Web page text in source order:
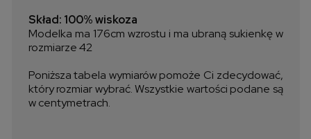
Skład: 100% wiskoza
Modelka ma 176cm wzrostu i ma ubraną sukienkę w
rozmiarze 42
Poniższa tabela wymiarów pomoże Ci zdecydować,
który rozmiar wybrać. Wszystkie wartości podane są
w centymetrach.